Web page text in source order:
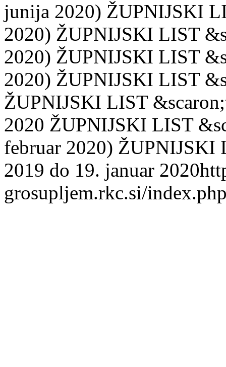
junija 2020) ŽUPNIJSKI
2020) ŽUPNIJSKI LIST
2020) ŽUPNIJSKI LIST
2020) ŽUPNIJSKI LIST
ŽUPNIJSKI LIST
2020 ŽUPNIJSKI LIST
februar 2020) ŽUPNIJSKI
2019 do 19. januar 2020
grosupljem.rkc.si/